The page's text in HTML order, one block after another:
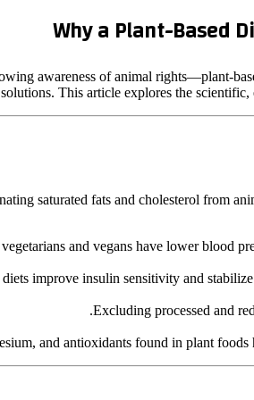
Why a Plant-Based
awareness of animal rights—plant-
solutions. This article explores the
saturated fats and cholesterol from
and vegans have lower blood
diets improve insulin sensitivity and
Excluding processed and
and antioxidants found in plant